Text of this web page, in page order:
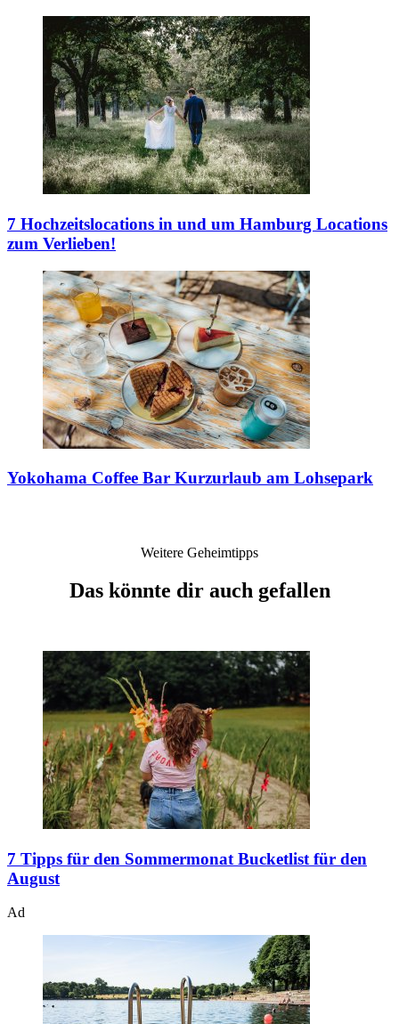
7 Hochzeitslocations in und um Hamburg Locations
zum Verlieben!
Yokohama Coffee Bar Kurzurlaub am Lohsepark
Weitere Geheimtipps
Das könnte dir auch gefallen
7 Tipps für den Sommermonat Bucketlist für den
August
Ad